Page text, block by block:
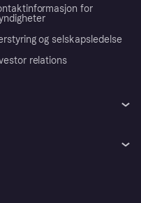
for
og selskapsledelse
relations